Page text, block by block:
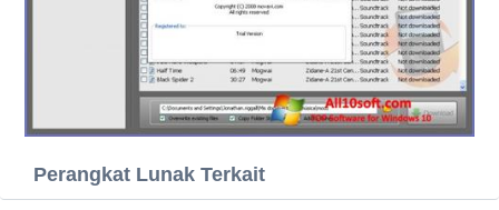
Perangkat Lunak Terkait